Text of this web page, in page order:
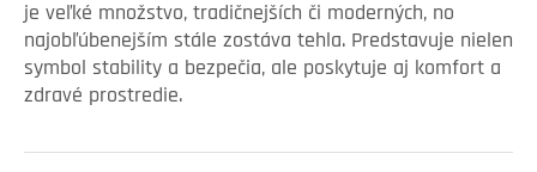
je veľké množstvo, tradičnejších či moderných, no
najobľúbenejším stále zostáva tehla. Predstavuje nielen
symbol stability a bezpečia, ale poskytuje aj komfort a
zdravé prostredie.